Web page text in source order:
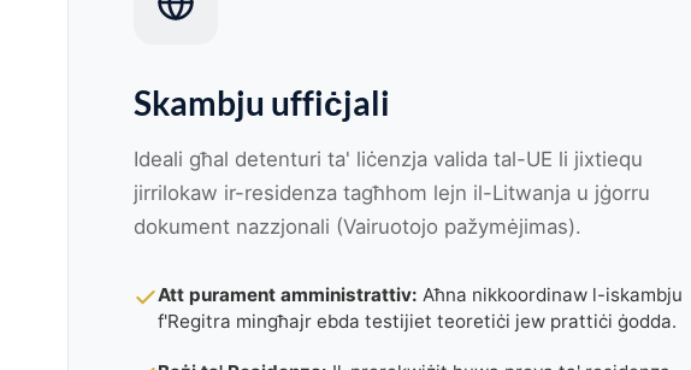
Skambju uffiċjali
Ideali għal detenturi ta' liċenzja valida tal-UE li jixtiequ
jirrilokaw ir-residenza tagħhom lejn il-Litwanja u jġorru
dokument nazzjonali (Vairuotojo pažymėjimas).
Att purament amministrattiv: Aħna nikkoordinaw l-iskambju
f'Regitra mingħajr ebda testijiet teoretiċi jew prattiċi ġodda.